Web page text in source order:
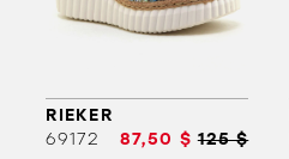
ORTHÈSES
RIEKER
69172
87,50 $ 125 $